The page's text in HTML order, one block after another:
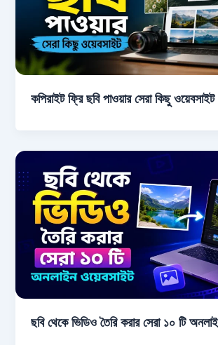
কপিরাইট ফ্রি ছবি পাওয়ার সেরা কিছু ওয়েবসাইট
ছবি থেকে ভিডিও তৈরি করার সেরা ১০ টি